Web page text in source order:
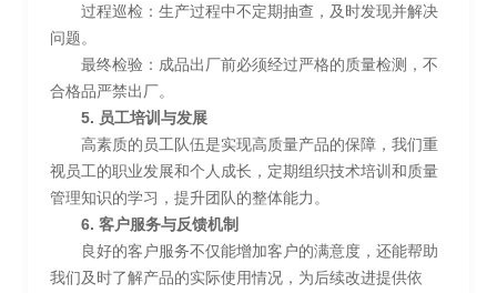
过程巡检：生产过程中不定期抽查，及时发现并解决
问题。
最终检验：成品出厂前必须经过严格的质量检测，不
合格品严禁出厂。
5. 员工培训与发展
高素质的员工队伍是实现高质量产品的保障，我们重
视员工的职业发展和个人成长，定期组织技术培训和质量
管理知识的学习，提升团队的整体能力。
6. 客户服务与反馈机制
良好的客户服务不仅能增加客户的满意度，还能帮助
我们及时了解产品的实际使用情况，为后续改进提供依